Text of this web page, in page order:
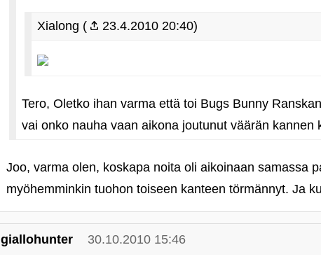
Xialong ( 23.4.2010 20:40)
Tero, Oletko ihan varma että toi Bugs Bunny
vai onko nauha vaan aikona joutunut väärän kannen
Joo, varma olen, koskapa noita oli aikoinaan samassa
myöhemminkin tuohon toiseen kanteen törmännyt. Ja
giallohunter 30.10.2010 15:46